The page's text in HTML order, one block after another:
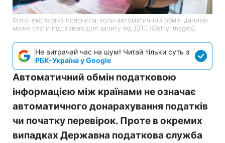
Фото: експертка пояснила, коли автоматичний обмін даними
може стати підставою для запиту від ДПС (Getty Images)
Не витрачай час на шум! Читай тільки суть з
РБК-Україна у Google
Автоматичний обмін податковою
інформацією між країнами не означає
автоматичного донарахування податків
чи початку перевірок. Проте в окремих
випадках Державна податкова служба